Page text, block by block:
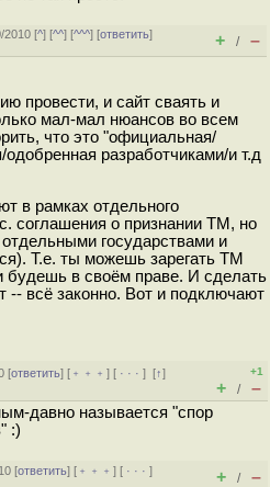
2010 [^] [^^] [^^^] [ответить]
+ / –
провести, и сайт сваять и
мал-мал нюансов во всем
что это "официальная/
разработчиками/и т.д
в рамках отдельного
соглашения о признании ТМ, но
государствами и
Т.е. ты можешь зарегать ТМ
будешь в своём праве. И сделать
-- всё законно. Вот и подключают
[ответить] [ ﹢﹢﹢] [ · · ·][↑]
+1
+ / –
давно называется "спор
:)
[ответить] [ ﹢﹢﹢] [ · · ·]
+ / –